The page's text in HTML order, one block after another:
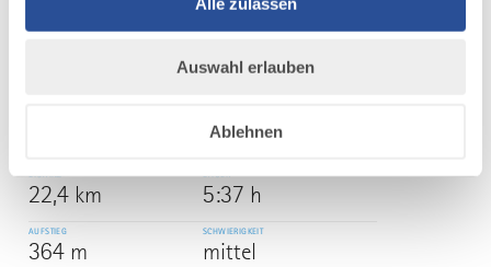
Auswahl erlauben
Ablehnen
Jakobsweg - West Etappe 4:
DISTANZ
22,4 km
DAUER
5:37 h
AUFSTIEG
364 m
SCHWIERIGKEIT
mittel